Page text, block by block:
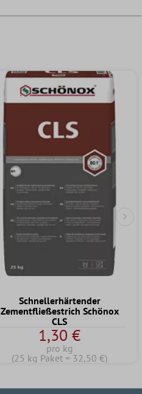
Schnellerhärtender
Zementfließestrich Schönox
CLS
1,30 €
pro kg
(25 kg Paket = 32,50 €)